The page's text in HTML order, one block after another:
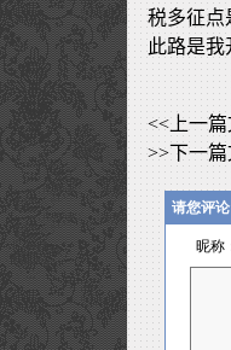
税多征点
此路是
<<上一篇
>>下一篇